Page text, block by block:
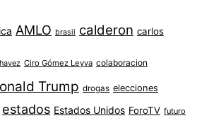
AMLO brasil calderon carlos
Ciro Gómez Leyva colaboracion
Trump drogas elecciones
estados Estados Unidos ForoTV futuro